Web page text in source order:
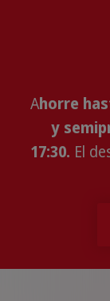
Ahorre
y
17:30. El